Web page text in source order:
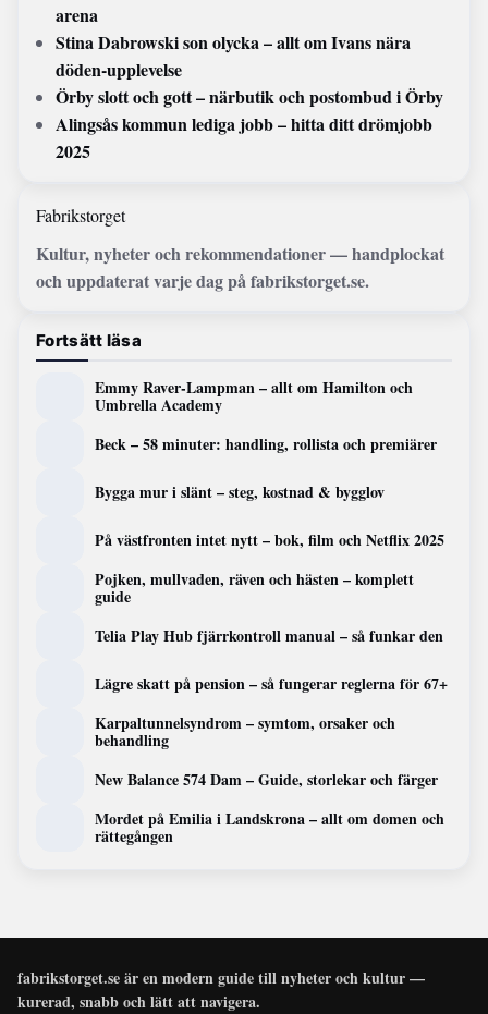
arena
Stina Dabrowski son olycka – allt om Ivans nära
döden-upplevelse
Örby slott och gott – närbutik och postombud i Örby
Alingsås kommun lediga jobb – hitta ditt drömjobb
2025
Fabrikstorget
Kultur, nyheter och rekommendationer — handplockat
och uppdaterat varje dag på fabrikstorget.se.
Fortsätt läsa
Emmy Raver-Lampman – allt om Hamilton och
Umbrella Academy
Beck – 58 minuter: handling, rollista och premiärer
Bygga mur i slänt – steg, kostnad & bygglov
På västfronten intet nytt – bok, film och Netflix 2025
Pojken, mullvaden, räven och hästen – komplett
guide
Telia Play Hub fjärrkontroll manual – så funkar den
Lägre skatt på pension – så fungerar reglerna för 67+
Karpaltunnelsyndrom – symtom, orsaker och
behandling
New Balance 574 Dam – Guide, storlekar och färger
Mordet på Emilia i Landskrona – allt om domen och
rättegången
fabrikstorget.se är en modern guide till nyheter och kultur —
kurerad, snabb och lätt att navigera.